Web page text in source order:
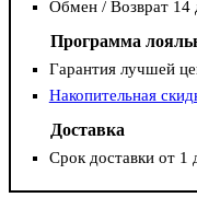
Обмен / Возврат 14
Программа
Гарантия лучшей
Накопительная
Доставка
Срок доставки от 1